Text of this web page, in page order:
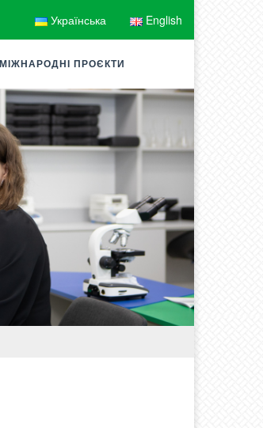
Українська English
МІЖНАРОДНІ ПРОЄКТИ